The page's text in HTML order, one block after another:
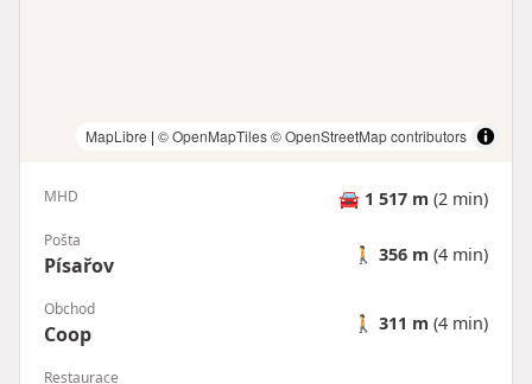
MapLibre | © OpenMapTiles© OpenStreetMap contributors
MHD 🚘 1 517 m (2 min)
Pošta
Písařov 🚶 356 m (4 min)
Obchod
Coop 🚶 311 m (4 min)
Restaurace